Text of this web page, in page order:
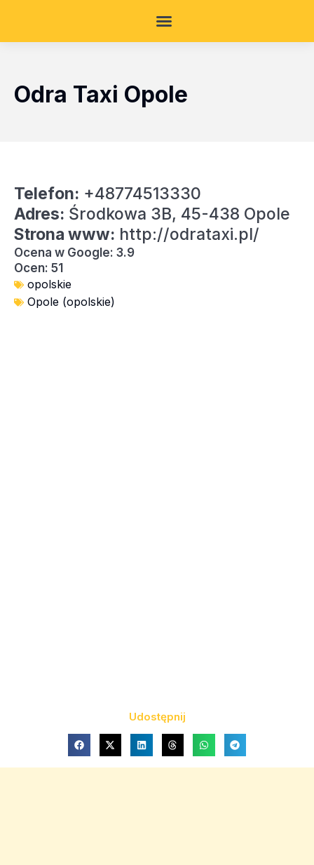
Odra Taxi Opole
Telefon: +48774513330
Adres: Środkowa 3B, 45-438 Opole
Strona www: http://odrataxi.pl/
Ocena w Google: 3.9
Ocen: 51
opolskie
Opole (opolskie)
Udostępnij